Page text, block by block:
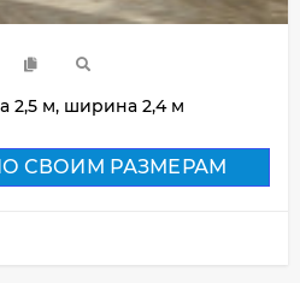
2,5 м, ширина 2,4 м
СВОИМ РАЗМЕРАМ